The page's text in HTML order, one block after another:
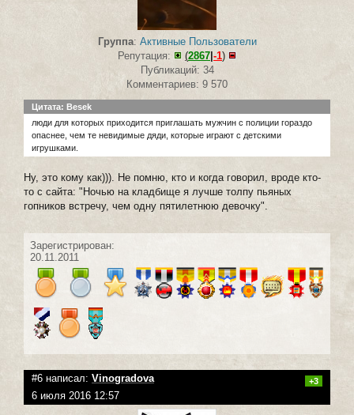
Группа: Активные Пользователи
Репутация:
(2867 -1)
Публикаций: 34
Комментариев: 9 570
Цитата: Besek
люди для которых приходится приглашать мужчин с полиции гораздо
опаснее, чем те невидимые дяди, которые играют с детскими
игрушками.
Ну, это кому как))). Не помню, кто и когда говорил, вроде кто-
то с сайта: "Ночью на кладбище я лучше толпу пьяных
гопников встречу, чем одну пятилетнюю девочку".
Зарегистрирован:
20.11.2011
#6 написал: Vinogradova +3
6 июля 2016 12:57